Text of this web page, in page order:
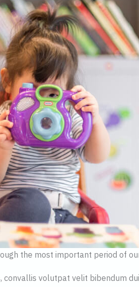
the most important period of
convallis volutpat velit bibendum